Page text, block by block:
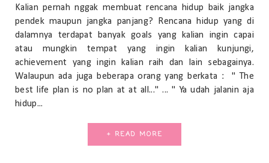
Kalian pernah nggak membuat rencana hidup baik jangka
pendek maupun jangka panjang? Rencana hidup yang di
dalamnya terdapat banyak goals yang kalian ingin capai
atau mungkin tempat yang ingin kalian kunjungi,
achievement yang ingin kalian raih dan lain sebagainya.
Walaupun ada juga beberapa orang yang berkata : " The
best life plan is no plan at at all..." ... " Ya udah jalanin aja
hidup...
+ READ MORE